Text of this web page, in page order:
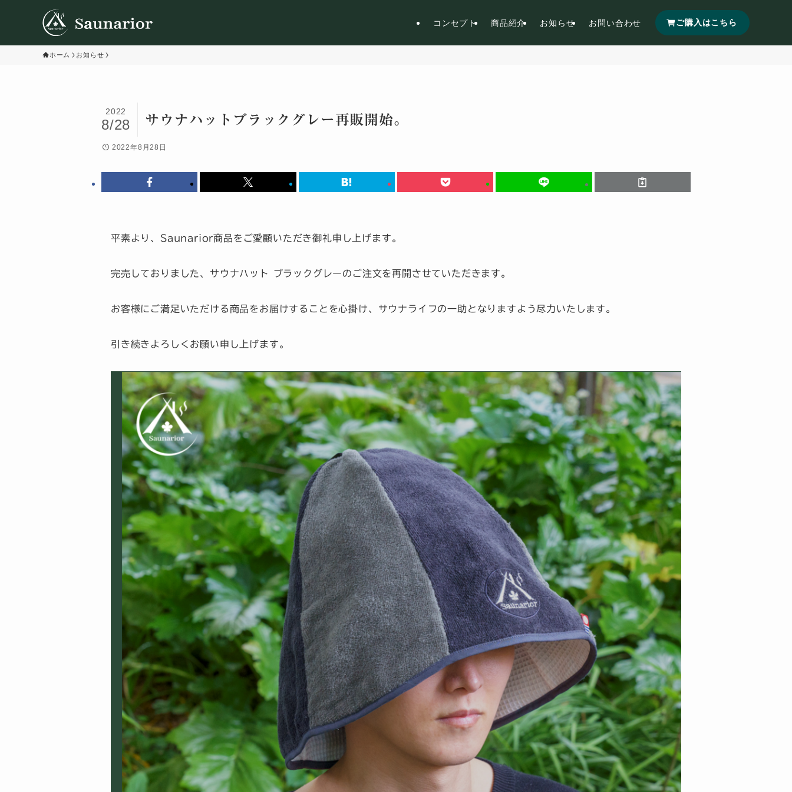
コンセプト 商品紹介 お知らせ お問い合わせ ご購入はこちら
ホーム お知らせ
サウナハットブラックグレー再販開始。
2022
8/28
2022年8月28日
平素より、Saunarior商品をご愛顧いただき御礼申し上げます。
完売しておりました、サウナハット ブラックグレーのご注文を再開させていただきます。
お客様にご満足いただける商品をお届けすることを心掛け、サウナライフの一助となりますよう尽力いたします。
引き続きよろしくお願い申し上げます。